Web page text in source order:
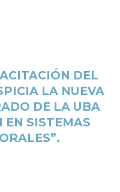
DEL
LA NUEVA
DE LA UBA
EN SISTEMAS